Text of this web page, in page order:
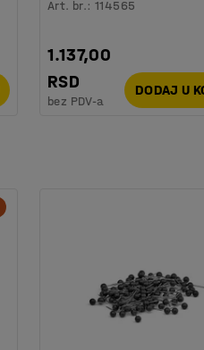
Art. br.:114565
1.137,00
RSD
bez PDV-a
DODAJ U